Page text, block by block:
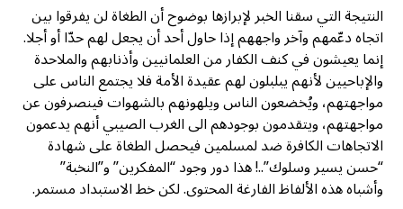
النتيجة التي سقنا الخبر لإبرازها بوضوح أن الطغاة لن يفرقوا بين
اتجاه دعّمهم وآخر واجههم إذا حاول أحد أن يجعل لهم حدّا أو أجلا.
إنما يعيشون في كنف الكفار من العلمانيين وأذنابهم والملاحدة
والإباحيين لأنهم يبلبلون لهم عقيدة الأمة فلا يجتمع الناس على
مواجهتهم، ويُخضعون الناس ويلهونهم بالشهوات فينصرفون عن
مواجهتهم، ويتقدمون بوجودهم الى الغرب الصيبي أنهم يدعمون
الاتجاهات الكافرة ضد لمسلمين فيحصل الطغاة على شهادة
“حسن يسير وسلوك”..! هذا دور وجود “المفكرين” و”النخبة”
وأشباه هذه الألفاظ الفارغة المحتوى. لكن خط الاستبداد مستمر.